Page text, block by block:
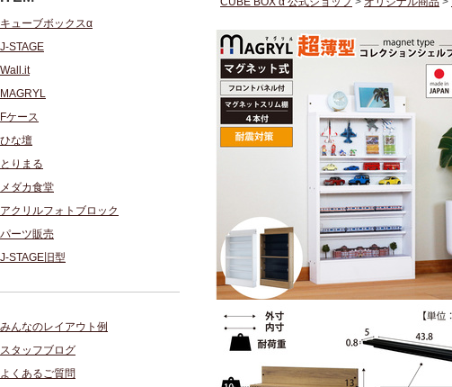
キューブボックスα
J-STAGE
Wall.it
MAGRYL
Fケース
ひな壇
とりまる
メダカ食堂
アクリルフォトブロック
パーツ販売
J-STAGE旧型
みんなのレイアウト例
スタッフブログ
よくあるご質問